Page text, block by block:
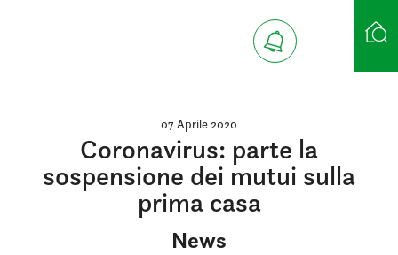
07 Aprile 2020
Coronavirus: parte la
sospensione dei mutui sulla
prima casa
News